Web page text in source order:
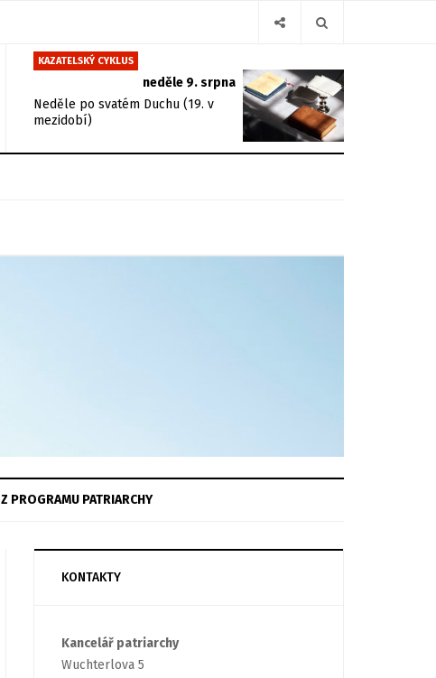
KAZATELSKÝ CYKLUS
neděle 9. srpna
Neděle po svatém Duchu (19. v
mezidobí)
Z PROGRAMU PATRIARCHY
KONTAKTY
Kancelář patriarchy
Wuchterlova 5